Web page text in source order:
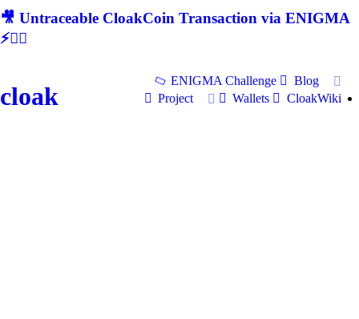
🎥 Untraceable CloakCoin Transaction via ENIGMA
⚡🕵‍♂
cloak
ENIGMA Challenge
Blog
Project
Wallets CloakWiki